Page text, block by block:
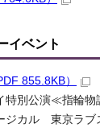
イベント
855.8KB）
特別公演≪指輪
ジカル 東京ラブ